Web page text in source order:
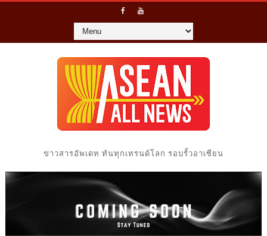
ข่าวสารอัพเดท ทันทุกเทรนด์โลก รอบรั้วอาเซียน